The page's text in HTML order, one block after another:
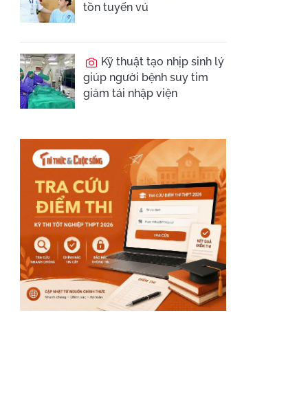
tồn tuyến vú
Kỹ thuật tạo nhịp sinh lý
giúp người bệnh suy tim
giảm tái nhập viện